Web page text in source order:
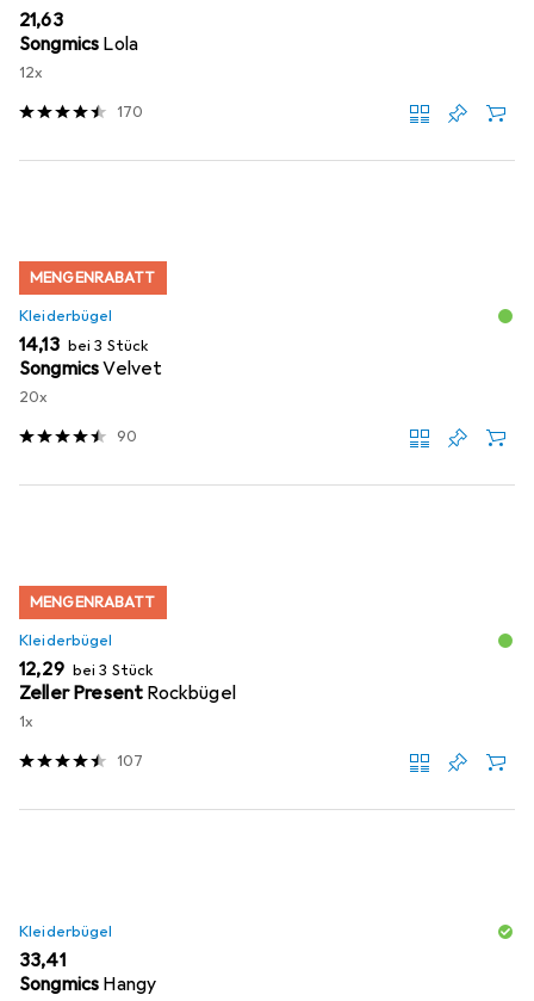
EUR
21,63
Songmics Lola
12x
170
MENGENRABATT
Kleiderbügel
EUR
14,13 bei 3 Stück
SongmicsVelvet
20x
90
MENGENRABATT
Kleiderbügel
EUR
12,29 bei 3 Stück
Zeller Present Rockbügel
1x
107
Kleiderbügel
EUR
33,41
Songmics Hangy